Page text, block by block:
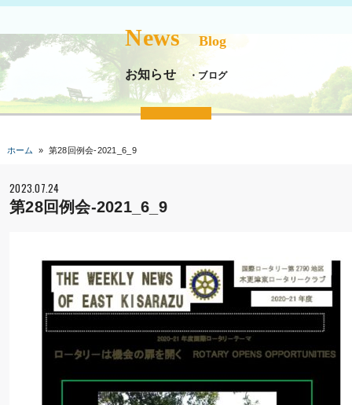
News Blog
お知らせ ・ブログ
ホーム » 第28回例会-2021_6_9
2023.07.24
第28回例会-2021_6_9